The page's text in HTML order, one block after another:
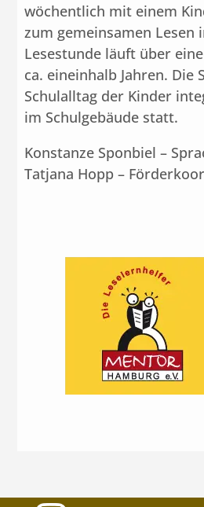
wöchentlich mit einem
zum gemeinsamen Lesen
Lesestunde läuft über
ca. eineinhalb Jahren. Die
Schulalltag der Kinder
im Schulgebäude statt.
Konstanze Sponbiel –
Tatjana Hopp –